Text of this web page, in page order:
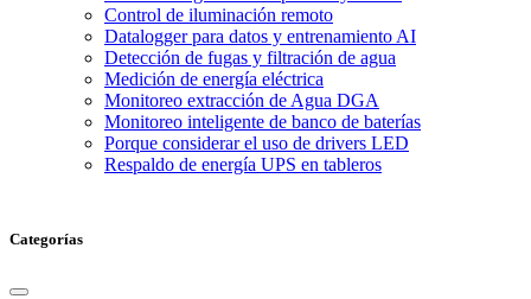
Control de iluminación remoto
Datalogger para datos y entrenamiento AI
Detección de fugas y filtración de agua
Medición de energía eléctrica
Monitoreo extracción de Agua DGA
Monitoreo inteligente de banco de baterías
Porque considerar el uso de drivers LED
Respaldo de energía UPS en tableros
Categorías